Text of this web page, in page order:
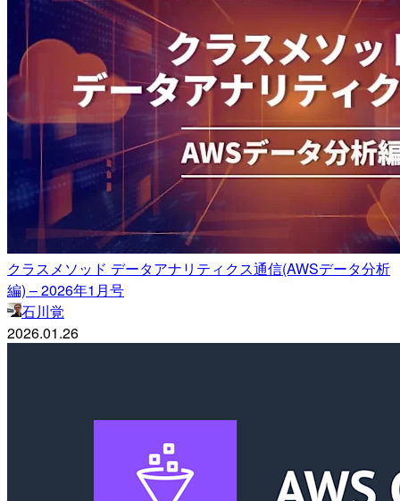
クラスメソッド データアナリティクス通信(AWSデータ分析
編) – 2026年1月号
石川覚
2026.01.26